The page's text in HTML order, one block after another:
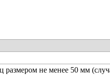
размером не менее 50 мм